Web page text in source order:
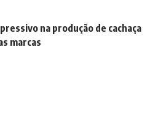
na produção de cachaça
marcas